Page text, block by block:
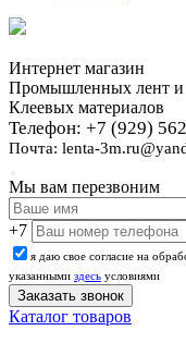
Интернет магазин
Промышленных лент и
Клеевых материалов
Телефон: +7 (929)
Почта: lenta-
Мы вам перезвоним
+7
я даю свое согласие на
указанными здесь условиями
Каталог товаров